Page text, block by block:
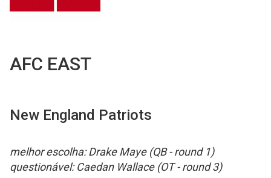
AFC EAST
New England Patriots
melhor escolha: Drake Maye (QB - round 1)
questionável: Caedan Wallace (OT - round 3)